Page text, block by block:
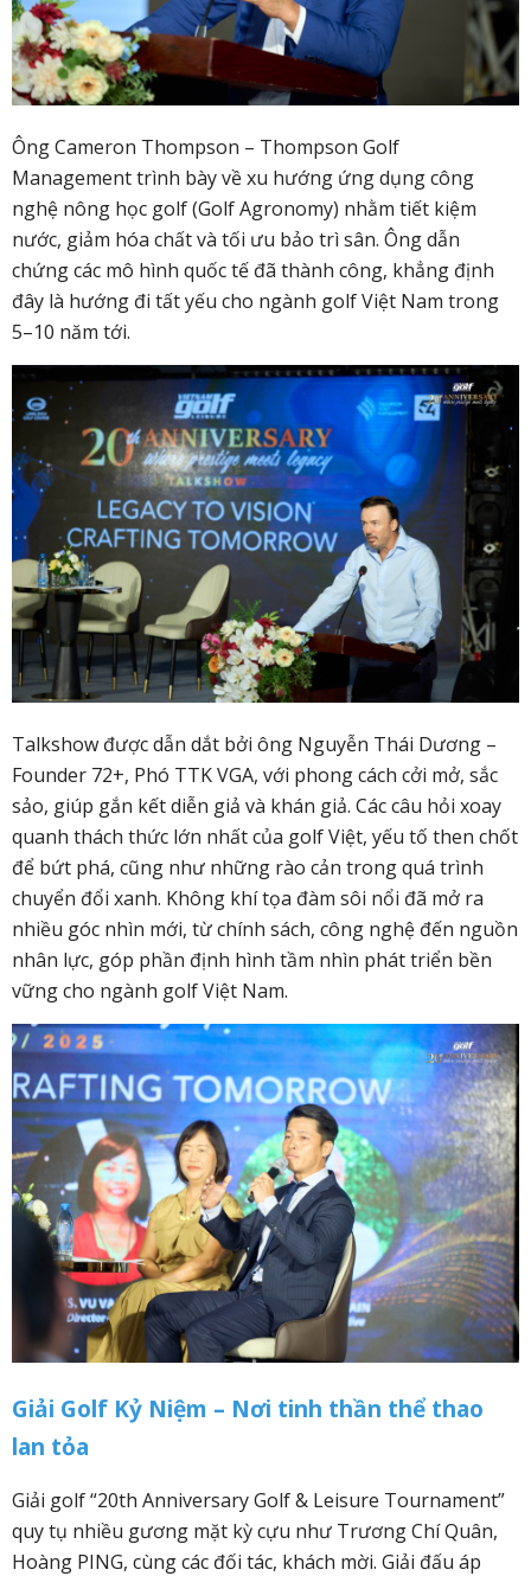
Ông Cameron Thompson – Thompson Golf
Management trình bày về xu hướng ứng dụng công
nghệ nông học golf (Golf Agronomy) nhằm tiết kiệm
nước, giảm hóa chất và tối ưu bảo trì sân. Ông dẫn
chứng các mô hình quốc tế đã thành công, khẳng định
đây là hướng đi tất yếu cho ngành golf Việt Nam trong
5–10 năm tới.
Talkshow được dẫn dắt bởi ông Nguyễn Thái Dương –
Founder 72+, Phó TTK VGA, với phong cách cởi mở, sắc
sảo, giúp gắn kết diễn giả và khán giả. Các câu hỏi xoay
quanh thách thức lớn nhất của golf Việt, yếu tố then chốt
để bứt phá, cũng như những rào cản trong quá trình
chuyển đổi xanh. Không khí tọa đàm sôi nổi đã mở ra
nhiều góc nhìn mới, từ chính sách, công nghệ đến nguồn
nhân lực, góp phần định hình tầm nhìn phát triển bền
vững cho ngành golf Việt Nam.
Giải Golf Kỷ Niệm – Nơi tinh thần thể thao
lan tỏa
Giải golf “20th Anniversary Golf & Leisure Tournament”
quy tụ nhiều gương mặt kỳ cựu như Trương Chí Quân,
Hoàng PING, cùng các đối tác, khách mời. Giải đấu áp